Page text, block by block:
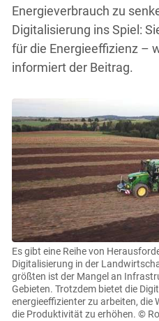
Energieverbrauch zu
Digitalisierung ins Spiel:
für die Energieeffizienz –
informiert der Beitrag.
Es gibt eine Reihe von
Digitalisierung in der
größten ist der Mangel an
Gebieten. Trotzdem bietet die
energieeffizienter zu arbeiten,
die Produktivität zu erhöhen. ©